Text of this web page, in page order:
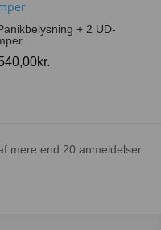
+ 2 UD-
kr.
mere end 20 anmeldelser